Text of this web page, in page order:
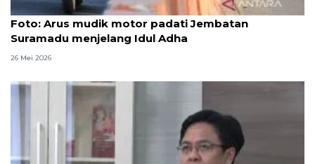
Foto
Foto: Arus mudik motor padati Jembatan
Suramadu menjelang Idul Adha
26 Mei 2026